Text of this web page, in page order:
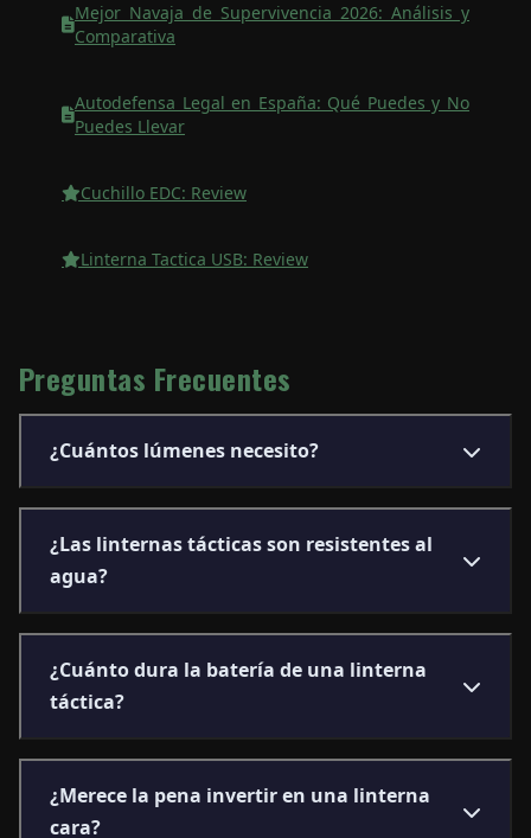
Mejor Navaja de Supervivencia 2026: Análisis y
Comparativa
Autodefensa Legal en España: Qué Puedes y No
Puedes Llevar
Cuchillo EDC: Review
Linterna Tactica USB: Review
Preguntas Frecuentes
¿Cuántos lúmenes necesito?
¿Las linternas tácticas son resistentes al
agua?
¿Cuánto dura la batería de una linterna
táctica?
¿Merece la pena invertir en una linterna
cara?